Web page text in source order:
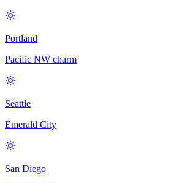
Portland
Pacific NW charm
Seattle
Emerald City
San Diego